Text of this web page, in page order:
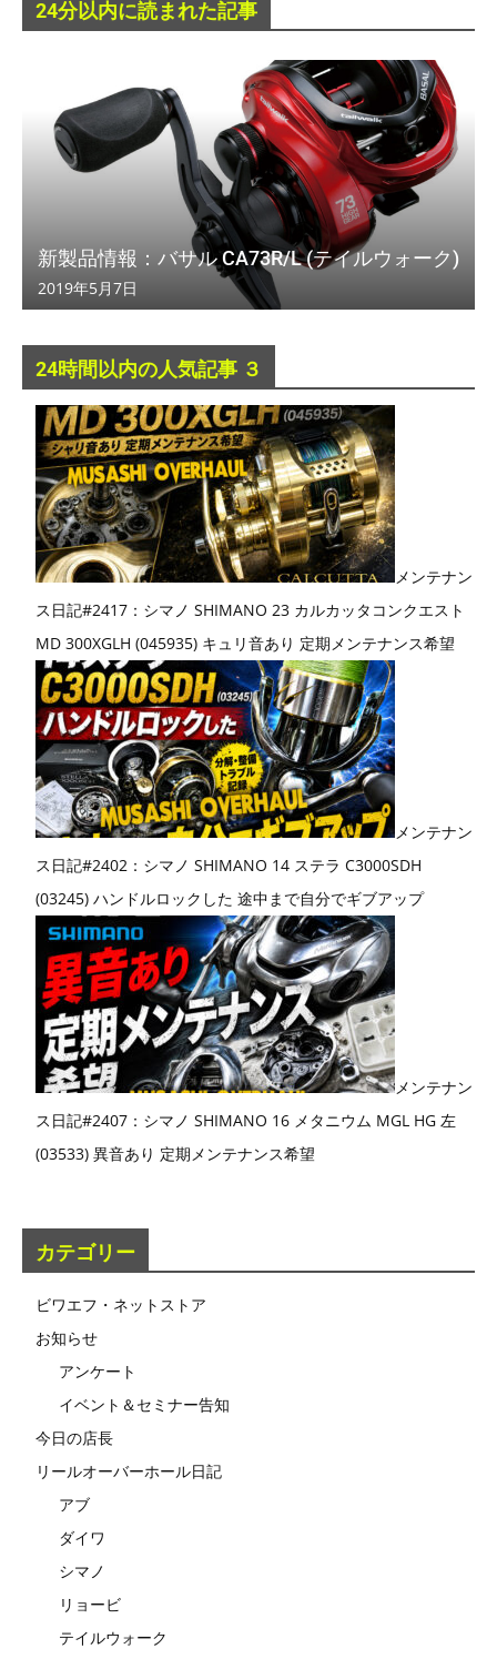
24分以内に読まれた記事
新製品情報：バサル CA73R/L (テイルウォーク)
2019年5月7日
24時間以内の人気記事 ３
メンテナン
ス日記#2417：シマノ SHIMANO 23 カルカッタコンクエスト
MD 300XGLH (045935) キュリ音あり 定期メンテナンス希望
メンテナン
ス日記#2402：シマノ SHIMANO 14 ステラ C3000SDH
(03245) ハンドルロックした 途中まで自分でギブアップ
メンテナン
ス日記#2407：シマノ SHIMANO 16 メタニウム MGL HG 左
(03533) 異音あり 定期メンテナンス希望
カテゴリー
ビワエフ・ネットストア
お知らせ
アンケート
イベント＆セミナー告知
今日の店長
リールオーバーホール日記
アブ
ダイワ
シマノ
リョービ
テイルウォーク